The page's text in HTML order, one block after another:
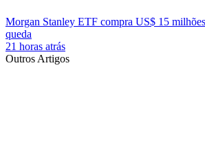
Morgan Stanley ETF compra US$ 15
queda
21 horas atrás
Outros Artigos